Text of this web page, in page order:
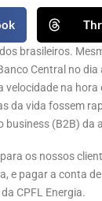
brasileiros.
Central no dia
na
da vida fossem
business (B2B) da
os nossos
e pagar a conta
CPFL Energia.